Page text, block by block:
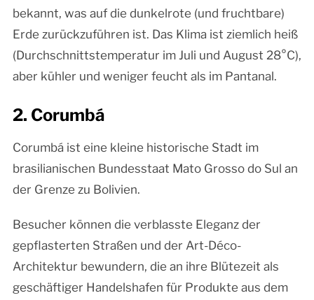
bekannt, was auf die dunkelrote (und fruchtbare)
Erde zurückzuführen ist. Das Klima ist ziemlich heiß
(Durchschnittstemperatur im Juli und August 28°C),
aber kühler und weniger feucht als im Pantanal.
2. Corumbá
Corumbá ist eine kleine historische Stadt im
brasilianischen Bundesstaat Mato Grosso do Sul an
der Grenze zu Bolivien.
Besucher können die verblasste Eleganz der
gepflasterten Straßen und der Art-Déco-
Architektur bewundern, die an ihre Blütezeit als
geschäftiger Handelshafen für Produkte aus dem